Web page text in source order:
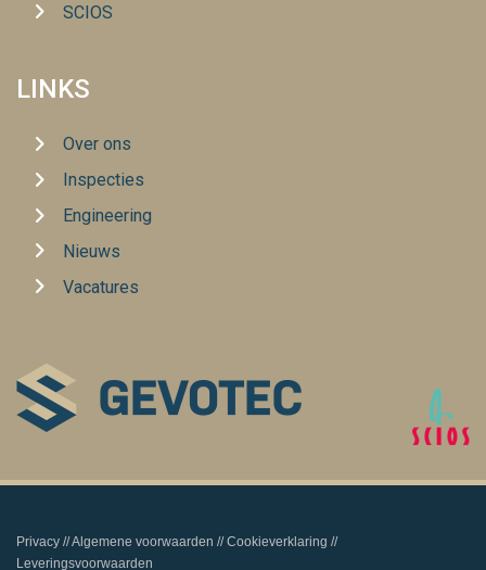
SCIOS
LINKS
Over ons
Inspecties
Engineering
Nieuws
Vacatures
Privacy // Algemene voorwaarden // Cookieverklaring //
Leveringsvoorwaarden